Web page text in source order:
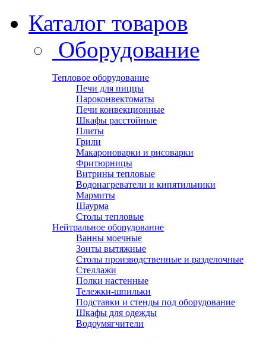
Каталог товаров
Оборудование
Тепловое оборудование
Печи для пиццы
Пароконвектоматы
Печи конвекционные
Шкафы расстойные
Плиты
Грили
Макароноварки и рисоварки
Фритюрницы
Витрины тепловые
Водонагреватели и кипятильники
Мармиты
Шаурма
Столы тепловые
Нейтральное оборудование
Ванны моечные
Зонты вытяжные
Столы производственные и разделочные
Стеллажи
Полки настенные
Тележки-шпильки
Подставки и стенды под оборудование
Шкафы для одежды
Водоумягчители